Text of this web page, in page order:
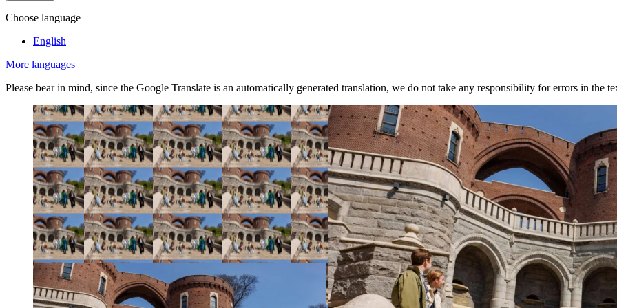
Choose language
English
More languages
Please bear in mind, since the Google Translate is an automatically generated translation, we do not take any responsibility for errors in the